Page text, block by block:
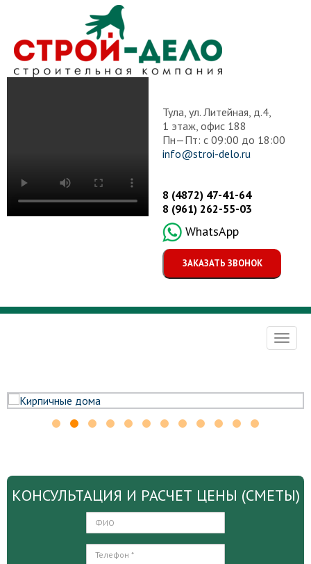
Тула, ул. Литейная, д.4,
1 этаж, офис 188
Пн—Пт: с 09:00 до 18:00
info@stroi-delo.ru
8 (4872) 47-41-64
8 (961) 262-55-03
WhatsApp
ЗАКАЗАТЬ ЗВОНОК
КОНСУЛЬТАЦИЯ И РАСЧЕТ ЦЕНЫ (СМЕТЫ)
*: